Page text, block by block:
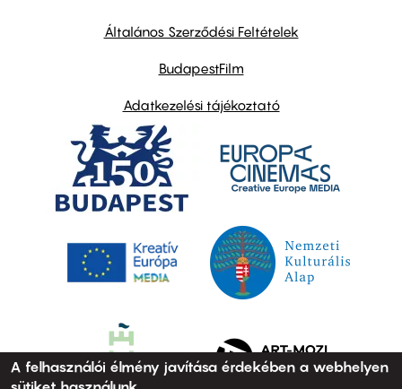
Általános Szerződési Feltételek
BudapestFilm
Adatkezelési tájékoztató
A felhasználói élmény javítása érdekében a webhelyen